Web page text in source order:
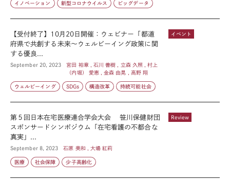
イノベーション 新型コロナウイルス ビッグデータ
イベント
【受付終了】10月20日開催：ウェビナー「都道
府県で共創する未来〜ウェルビーイング政策に関
する優良...
September 20, 2023
宮田 裕章 , 石川 善樹 , 立森 久照 , 村上
（内堀） 愛恵 , 金森 由晃 , 高野 翔
ウェルビーイング SDGs 構造改革 持続可能社会
Review
第５回日本在宅医療連合学会大会 笹川保健財団
スポンサードシンポジウム「在宅看護の不都合な
真実」...
September 8, 2023 石原 美和 , 大場 紅莉
医療 社会保障 少子高齢化